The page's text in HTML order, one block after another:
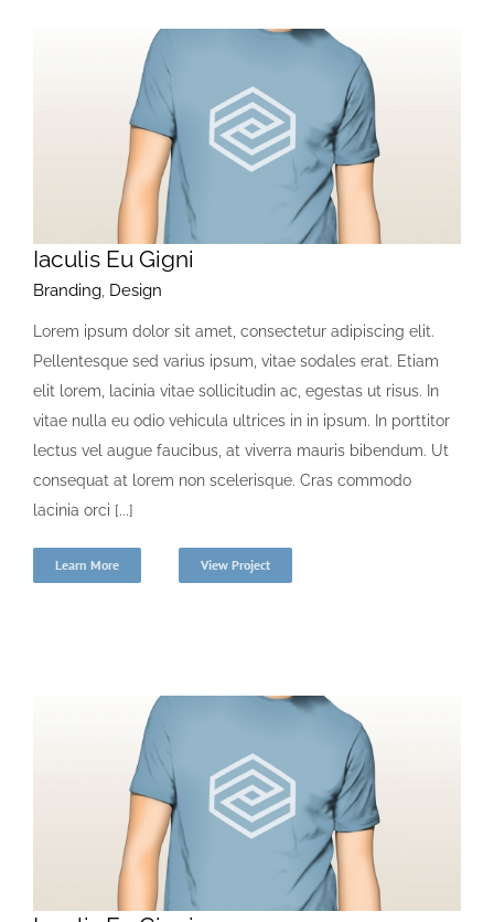
Iaculis Eu Gigni
Branding, Design
Lorem ipsum dolor sit amet, consectetur adipiscing elit.
Pellentesque sed varius ipsum, vitae sodales erat. Etiam
elit lorem, lacinia vitae sollicitudin ac, egestas ut risus. In
vitae nulla eu odio vehicula ultrices in in ipsum. In porttitor
lectus vel augue faucibus, at viverra mauris bibendum. Ut
consequat at lorem non scelerisque. Cras commodo
lacinia orci [...]
Learn More View Project